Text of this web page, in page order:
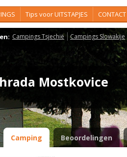
Tips voor UITSTAPJES CONTACT
Campings Tsjechië Campings Slowakije
Mostkovice
Camping Beoordelingen